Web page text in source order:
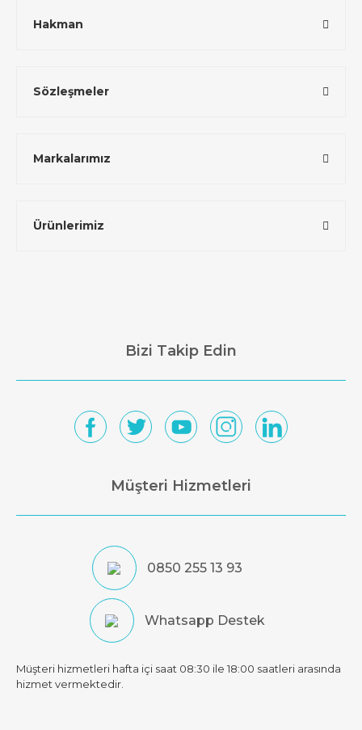
Hakman
Sözleşmeler
Markalarımız
Ürünlerimiz
Bizi Takip Edin
Müşteri Hizmetleri
0850 255 13 93
Whatsapp Destek
Müşteri hizmetleri hafta içi saat 08:30 ile 18:00 saatleri arasında
hizmet vermektedir.